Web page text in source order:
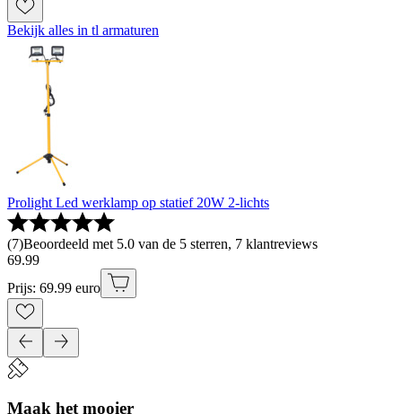
Bekijk alles in tl armaturen
Prolight Led werklamp op statief 20W 2-lichts
(7)Beoordeeld met 5.0 van de 5 sterren, 7 klantreviews
69.99
Prijs: 69.99 euro
Maak het mooier